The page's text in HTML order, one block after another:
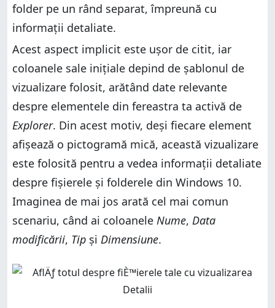
folder pe un rând separat, împreună cu
informații detaliate.
Acest aspect implicit este ușor de citit, iar
coloanele sale inițiale depind de șablonul de
vizualizare folosit, arătând date relevante
despre elementele din fereastra ta activă de
Explorer. Din acest motiv, deși fiecare element
afișează o pictogramă mică, această vizualizare
este folosită pentru a vedea informații detaliate
despre fișierele și folderele din Windows 10.
Imaginea de mai jos arată cel mai comun
scenariu, când ai coloanele Nume, Data
modificării, Tip și Dimensiune.